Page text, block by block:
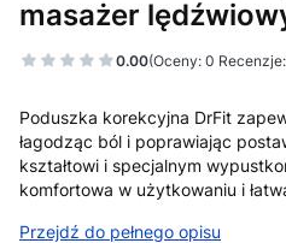
masażer
0.00(Oceny: 0
Poduszka korekcyjna DrFit
łagodząc ból i poprawiając
kształtowi i specjalnym
komfortowa w użytkowaniu i
Przejdź do pełnego opisu